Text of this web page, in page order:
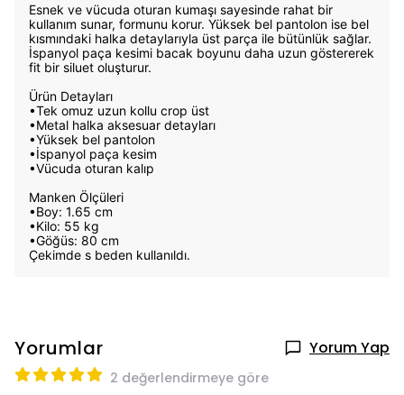
Esnek ve vücuda oturan kumaşı sayesinde rahat bir
kullanım sunar, formunu korur. Yüksek bel pantolon ise bel
kısmındaki halka detaylarıyla üst parça ile bütünlük sağlar.
İspanyol paça kesimi bacak boyunu daha uzun göstererek
fit bir siluet oluşturur.
Ürün Detayları
•Tek omuz uzun kollu crop üst
•Metal halka aksesuar detayları
•Yüksek bel pantolon
•İspanyol paça kesim
•Vücuda oturan kalıp
Manken Ölçüleri
•Boy: 1.65 cm
•Kilo: 55 kg
•Göğüs: 80 cm
Çekimde s beden kullanıldı.
Yorumlar Yorum Yap
2 değerlendirmeye göre